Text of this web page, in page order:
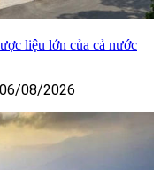
liệu lớn của cả nước
06/08/2026